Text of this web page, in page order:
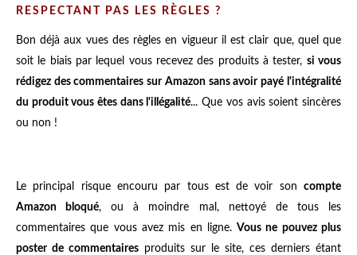
RESPECTANT PAS LES RÈGLES ?
Bon déjà aux vues des règles en vigueur il est clair que, quel que
soit le biais par lequel vous recevez des produits à tester, si vous
rédigez des commentaires sur Amazon sans avoir payé l'intégralité
du produit vous êtes dans l'illégalité... Que vos avis soient sincères
ou non !
Le principal risque encouru par tous est de voir son compte
Amazon bloqué, ou à moindre mal, nettoyé de tous les
commentaires que vous avez mis en ligne.Vous ne pouvez plus
poster de commentaires produits sur le site, ces derniers étant